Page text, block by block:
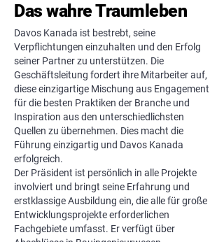
Das wahre Traumleben
Davos Kanada ist bestrebt, seine
Verpflichtungen einzuhalten und den Erfolg
seiner Partner zu unterstützen. Die
Geschäftsleitung fordert ihre Mitarbeiter auf,
diese einzigartige Mischung aus Engagement
für die besten Praktiken der Branche und
Inspiration aus den unterschiedlichsten
Quellen zu übernehmen. Dies macht die
Führung einzigartig und Davos Kanada
erfolgreich.
Der Präsident ist persönlich in alle Projekte
involviert und bringt seine Erfahrung und
erstklassige Ausbildung ein, die alle für große
Entwicklungsprojekte erforderlichen
Fachgebiete umfasst. Er verfügt über